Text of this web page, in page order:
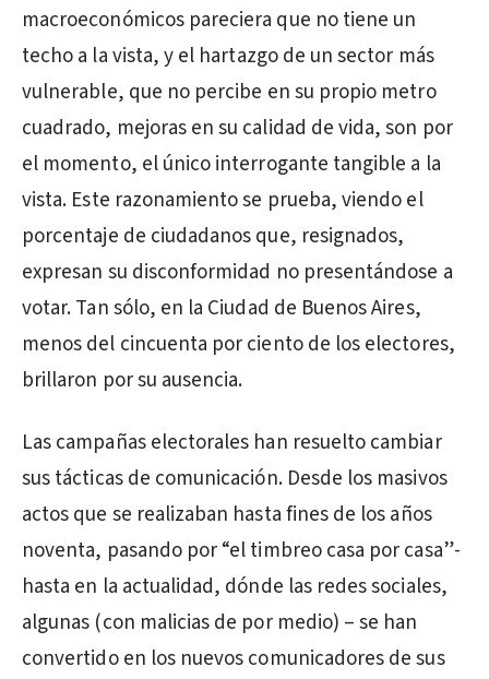
macroeconómicos pareciera que no tiene un
techo a la vista, y el hartazgo de un sector más
vulnerable, que no percibe en su propio metro
cuadrado, mejoras en su calidad de vida, son por
el momento, el único interrogante tangible a la
vista. Este razonamiento se prueba, viendo el
porcentaje de ciudadanos que, resignados,
expresan su disconformidad no presentándose a
votar. Tan sólo, en la Ciudad de Buenos Aires,
menos del cincuenta por ciento de los electores,
brillaron por su ausencia.
Las campañas electorales han resuelto cambiar
sus tácticas de comunicación. Desde los masivos
actos que se realizaban hasta fines de los años
noventa, pasando por “el timbreo casa por casa”-
hasta en la actualidad, dónde las redes sociales,
algunas (con malicias de por medio) – se han
convertido en los nuevos comunicadores de sus